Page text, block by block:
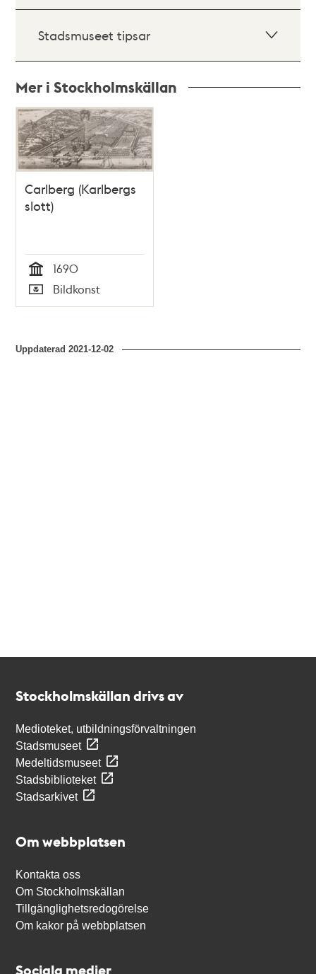
Stadsmuseet tipsar
Mer i Stockholmskällan
Relaterade
poster
och
teman
Carlberg (Karlbergs
slott)
Tid
1690
Typ
Bildkonst
Uppdaterad2021-12-02
Stockholmskällan drivs av
Medioteket, utbildningsförvaltningen
Stadsmuseet
Medeltidsmuseet
Stadsbiblioteket
Stadsarkivet
Om webbplatsen
Kontakta oss
Om Stockholmskällan
Tillgänglighetsredogörelse
Om kakor på webbplatsen
Sociala medier